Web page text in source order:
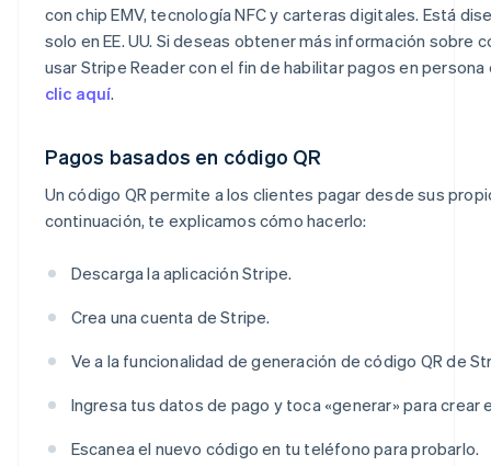
con chip EMV, tecnología NFC y carteras digitales. Está
solo en EE. UU. Si deseas obtener más información sobre
usar Stripe Reader con el fin de habilitar pagos en
clic aquí.
Pagos basados en código QR
Un código QR permite a los clientes pagar desde sus
continuación, te explicamos cómo hacerlo:
Descarga la aplicación Stripe.
Crea una cuenta de Stripe.
Ve a la funcionalidad de generación de código QR de
Ingresa tus datos de pago y toca «generar» para crear
Escanea el nuevo código en tu teléfono para probarlo.